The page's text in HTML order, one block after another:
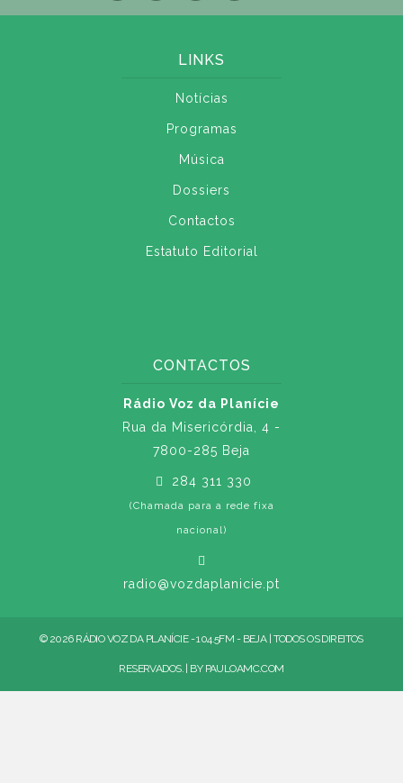
LINKS
Notícias
Programas
Música
Dossiers
Contactos
Estatuto Editorial
CONTACTOS
Rádio Voz da Planície
Rua da Misericórdia, 4 -
7800-285 Beja
284 311 330
(Chamada para a rede fixa
nacional)
radio@vozdaplanicie.pt
© 2026 RÁDIO VOZ DA PLANÍCIE - 104.5FM - BEJA | TODOS OS DIREITOS
RESERVADOS. | BY PAULOAMC.COM